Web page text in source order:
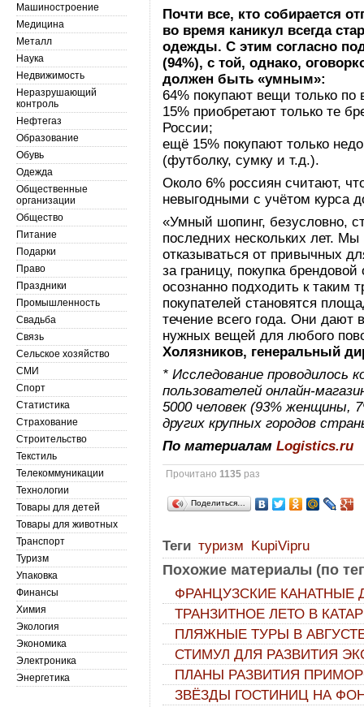
Почти все, кто собирается
во время каникул всегда
одежды. С этим согласно
(94%), с той, однако,
должен быть «умным»:
64% покупают вещи только
15% приобретают только те
России;
ещё 15% покупают только
(футболку, сумку и т.д.).
Около 6% россиян считают,
невыгодными с учётом курса
«Умный шопинг, безусловно,
последних нескольких лет.
отказываться от привычных
за границу, покупка
осознанно подходить к таким
покупателей становятся
течение всего года. Они дают
нужных вещей для любого
Холязников, генеральный
* Исследование проводилось
пользователей онлайн-
5000 человек (93% женщины,
других крупных городов
По материаламLogistics.ru
Прочитано1135 раз
Поделиться…
Теги туризм KupiVipru
Похожие материалы (по
ФРАНЦУЗСКИЕ КАНАТНЫЕ
ТРАНЗИТНОЕ ЛЕТО В
ПЛЯЖНЫЕ ТУРЫ В
СТИМУЛ ДЛЯ РАЗВИТИЯ
ПЛАНЫ РАЗВИТИЯ
ЗВЁЗДЫ ГОСТИНИЦ НА
Машиностроение
Медицина
Металл
Наука
Недвижимость
Неразрушающий
контроль
Нефтегаз
Образование
Обувь
Одежда
Общественные
организации
Общество
Питание
Подарки
Право
Праздники
Промышленность
Свадьба
Связь
Сельское хозяйство
СМИ
Спорт
Статистика
Страхование
Строительство
Текстиль
Телекоммуникации
Технологии
Товары для детей
Товары для животных
Транспорт
Туризм
Упаковка
Финансы
Химия
Экология
Экономика
Электроника
Энергетика